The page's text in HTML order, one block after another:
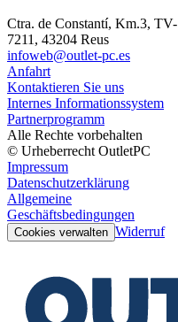
Ctra. de Constantí, Km.3, TV-
7211, 43204 Reus
infoweb@outlet-pc.es
Anfahrt
Kontaktieren Sie uns
Internes Informationssystem
Partnerprogramm
Alle Rechte vorbehalten
© Urheberrecht OutletPC
Impressum
Datenschutzerklärung
Allgemeine
Geschäftsbedingungen
Cookies verwalten Widerruf